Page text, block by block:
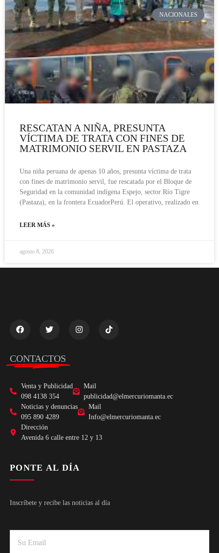
NACIONALES
RESCATAN A NIÑA, PRESUNTA
VÍCTIMA DE TRATA CON FINES DE
MATRIMONIO SERVIL EN PASTAZA
Una niña peruana de apenas 10 años, presunta víctima de trata
con fines de matrimonio servil, fue rescatada por el Bloque de
Seguridad en la comunidad indígena Espejo, sector Río Tigre
(Pastaza), en la frontera EcuadorPerú. El operativo, realizado en
LEER MÁS »
agosto 8, 2026
CONTACTOS
Venta y Publicidad
098 4138 354
Mail
publicidad@elmercuriomanta.ec
Noticias y denuncias
095 890 4289
Mail
Info@elmercuriomanta.ec
Dirección
Avenida 6 calle entre 12 y 13
PONTE AL DÍA
Inscríbete y recibe las noticias al día